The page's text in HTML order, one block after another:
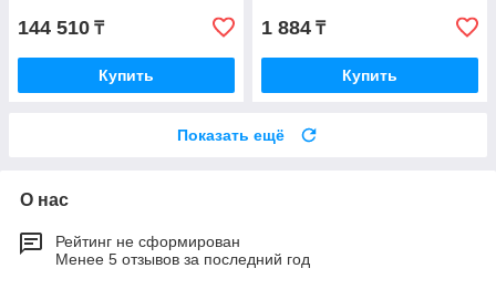
144 510 ₸
Купить
1 884 ₸
Купить
Показать ещё
О нас
Рейтинг не сформирован
Менее 5 отзывов за последний год